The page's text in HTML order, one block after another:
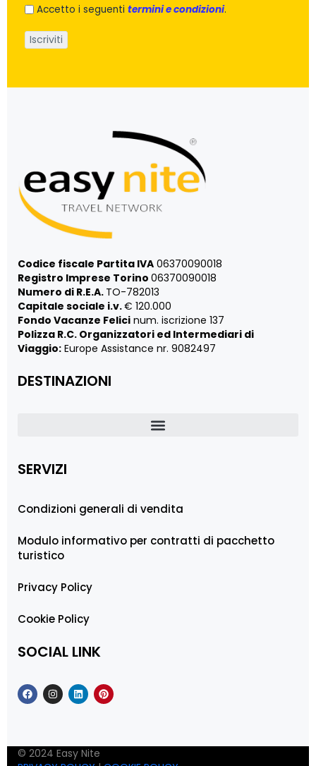
Accetto i seguenti termini e condizioni.
Codice fiscale Partita IVA 06370090018
Registro Imprese Torino 06370090018
Numero di R.E.A. TO-782013
Capitale sociale i.v.€ 120.000
Fondo Vacanze Felici num. iscrizione 137
Polizza R.C. Organizzatori ed Intermediari di
Viaggio: Europe Assistance nr. 9082497
DESTINAZIONI
SERVIZI
Condizioni generali di vendita
Modulo informativo per contratti di pacchetto
turistico
Privacy Policy
Cookie Policy
SOCIAL LINK
© 2024 Easy Nite